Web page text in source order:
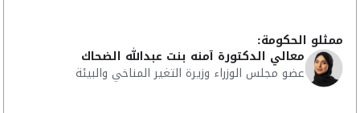
ممثلو الحكومة:
معالي الدكتورة آمنه بنت عبدالله الضحاك
عضو مجلس الوزراء وزيرة التغير المناخي والبيئة